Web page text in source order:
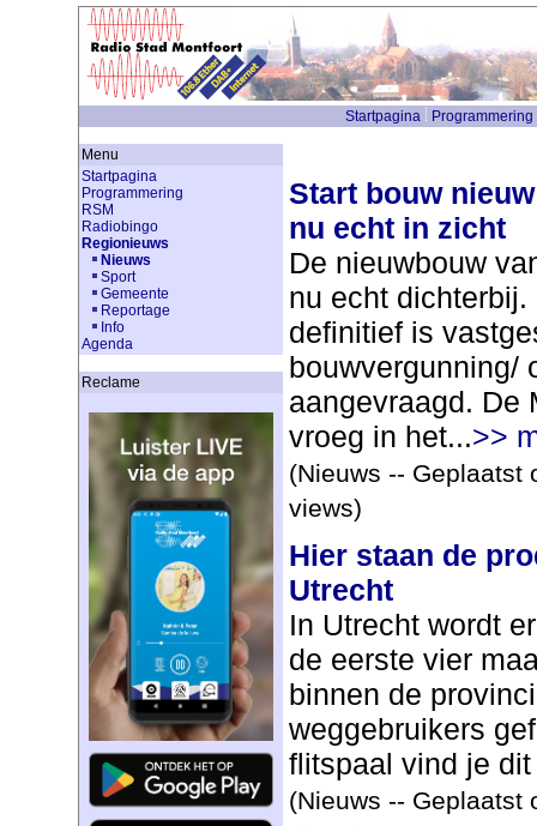
Startpagina Programmering
Menu
Startpagina
Programmering
RSM
Radiobingo
Regionieuws
Nieuws
Sport
Gemeente
Reportage
Info
Agenda
Reclame
Start bouw
nu echt in zicht
De nieuwbouw
nu echt
definitief is
bouwvergunning/
aangevraagd. De
vroeg in het...>>
(Nieuws -- Geplaatst
views)
Hier staan de
Utrecht
In Utrecht wordt
de eerste vier
binnen de
weggebruikers
flitspaal vind je
(Nieuws -- Geplaatst